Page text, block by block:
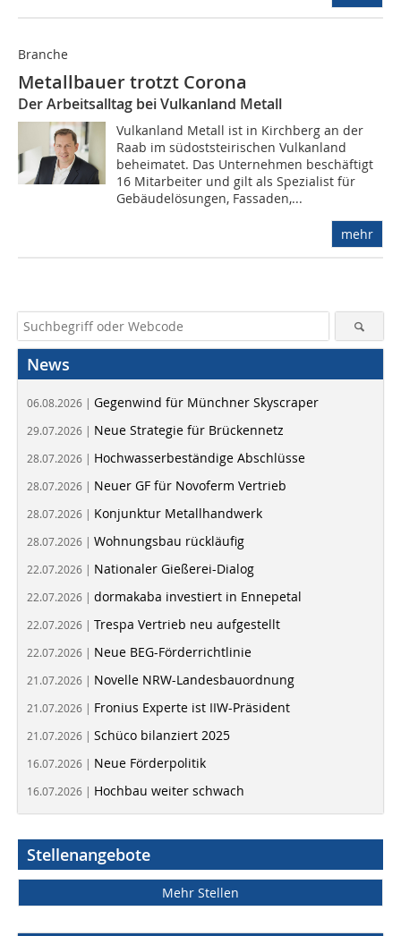
Branche
Metallbauer trotzt Corona
Der Arbeitsalltag bei Vulkanland Metall
Vulkanland Metall ist in Kirchberg an der
Raab im südoststeirischen Vulkanland
beheimatet. Das Unternehmen beschäftigt
16 Mitarbeiter und gilt als Spezialist für
Gebäudelösungen, Fassaden,...
mehr
News
06.08.2026 | Gegenwind für Münchner Skyscraper
29.07.2026 | Neue Strategie für Brückennetz
28.07.2026 | Hochwasserbeständige Abschlüsse
28.07.2026 | Neuer GF für Novoferm Vertrieb
28.07.2026 | Konjunktur Metallhandwerk
28.07.2026 | Wohnungsbau rückläufig
22.07.2026 | Nationaler Gießerei-Dialog
22.07.2026 | dormakaba investiert in Ennepetal
22.07.2026 | Trespa Vertrieb neu aufgestellt
22.07.2026 | Neue BEG-Förderrichtlinie
21.07.2026 | Novelle NRW-Landesbauordnung
21.07.2026 | Fronius Experte ist IIW-Präsident
21.07.2026 | Schüco bilanziert 2025
16.07.2026 | Neue Förderpolitik
16.07.2026 | Hochbau weiter schwach
Stellenangebote
Mehr Stellen